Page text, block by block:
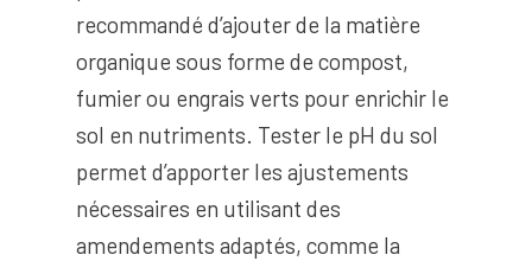
recommandé d’ajouter de la matière
organique sous forme de compost,
fumier ou engrais verts pour enrichir le
sol en nutriments. Tester le pH du sol
permet d’apporter les ajustements
nécessaires en utilisant des
amendements adaptés, comme la